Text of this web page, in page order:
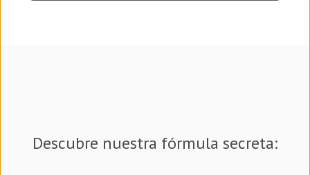
Descubre nuestra fórmula secreta: